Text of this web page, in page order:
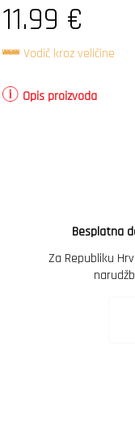
11.99 €
Vodič kroz veličine
Opis proizvoda
Besplatna
Za Republiku